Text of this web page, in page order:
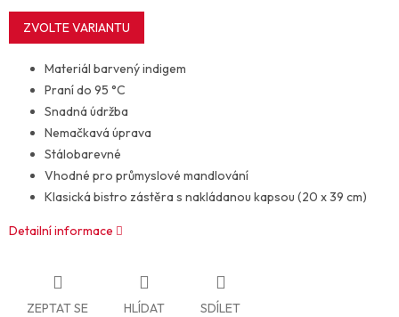
Měrná
cena:
ZVOLTE VARIANTU
Materiál barvený indigem
Praní do 95 °C
Snadná údržba
Nemačkavá úprava
Stálobarevné
Vhodné pro průmyslové mandlování
Klasická bistro zástěra s nakládanou kapsou (20 x 39 cm)
Detailní informace
ZEPTAT SE HLÍDAT SDÍLET